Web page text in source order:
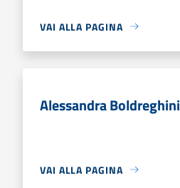
VAI ALLA PAGINA
Alessandra Boldreghini
VAI ALLA PAGINA